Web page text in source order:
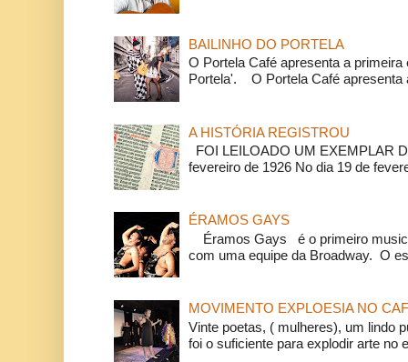
BAILINHO DO PORTELA
O Portela Café apresenta a
Portela'. O Portela Café apresenta
A HISTÓRIA REGISTROU
FOI LEILOADO UM EXEMPLAR
fevereiro de 1926 No dia 19 de
ÉRAMOS GAYS
Éramos Gays é o primeiro
com uma equipe da Broadway. O
MOVIMENTO EXPLOESIA NO
Vinte poetas, ( mulheres), um lindo
foi o suficiente para explodir arte no